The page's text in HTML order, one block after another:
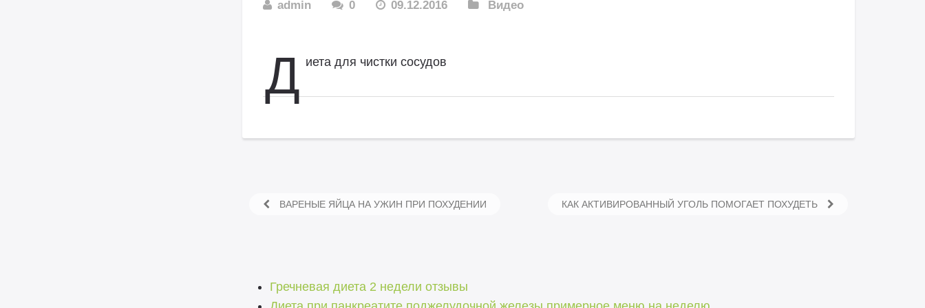
admin 0 09.12.2016 Видео
Д иета для чистки сосудов
ВАРЕНЫЕ ЯЙЦА НА УЖИН ПРИ ПОХУДЕНИИ КАК АКТИВИРОВАННЫЙ УГОЛЬ ПОМОГАЕТ ПОХУДЕТЬ
Гречневая диета 2 недели отзывы